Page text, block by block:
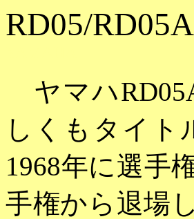
ヤマハ
しくもタイト
1968年に選手
手権から退場